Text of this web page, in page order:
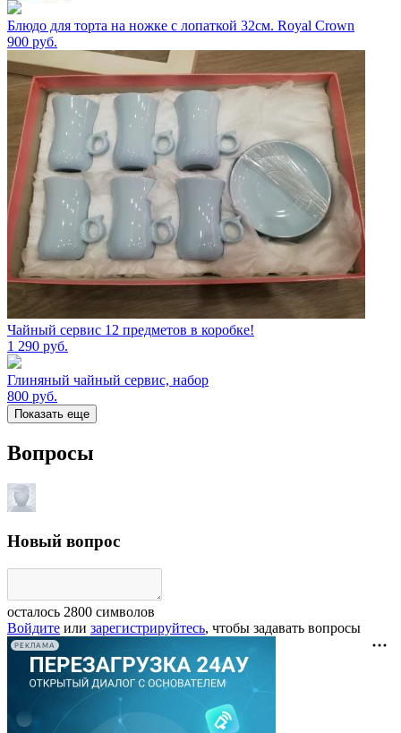
Блюдо для торта на ножке с лопаткой 32см. Royal Crown
900 руб.
Чайный сервис 12 предметов в коробке!
1 290 руб.
Глиняный чайный сервис, набор
800 руб.
Показать еще
Вопросы
Новый вопрос
осталось 2800 символов
Войдите или зарегистрируйтесь, чтобы задавать вопросы
РЕКЛАМА